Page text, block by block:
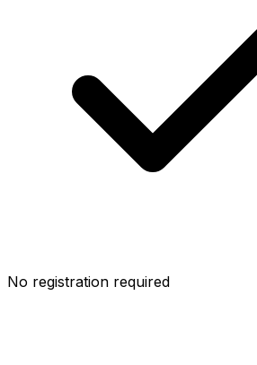
No registration required